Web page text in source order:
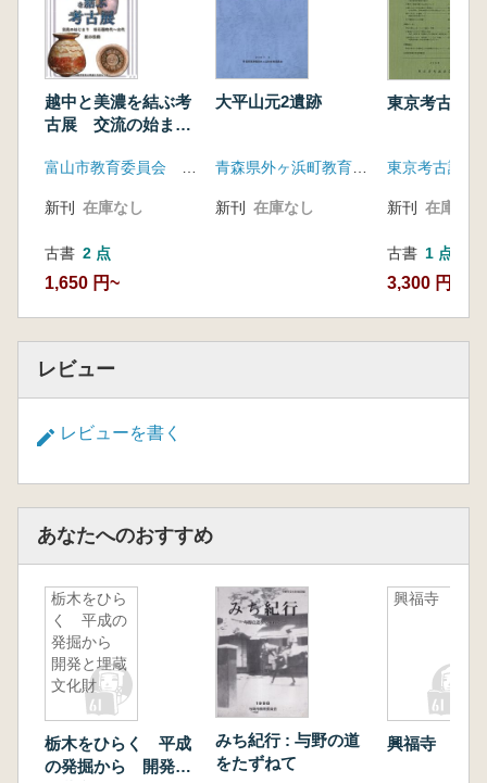
越中と美濃を結ぶ考
古展 交流の始ま
代
富山市教育委員会 富山県埋蔵文化財センター 越中美濃考古展実行委員会
新刊 在庫なし
古書 2 点
1,650 円~
大平山元2遺跡
青森県外ヶ浜町教育委員会
新刊 在庫なし
東京考古 第
東京考古談話
新刊 在庫なし
古書 1 点
3,300 円
レビュー
レビューを書く
あなたへのおすすめ
栃木をひら
く 平成の
発掘から
開発と埋蔵
文化財
栃木をひらく 平成
の発掘から 開発と
みち紀行 : 与野の道
をたずねて
興福寺
興福寺